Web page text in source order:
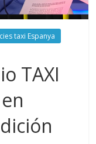
taxi Espanya
TAXI